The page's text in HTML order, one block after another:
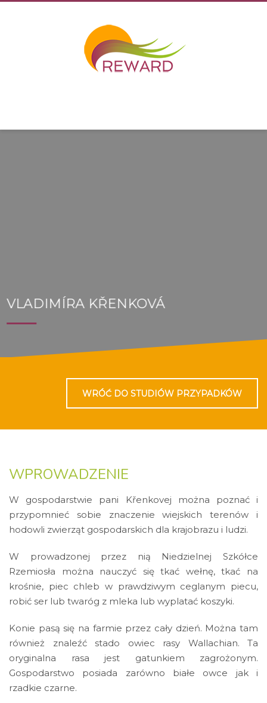
VLADIMÍRA KŘENKOVÁ
WRÓĆ DO STUDIÓW PRZYPADKÓW
WPROWADZENIE
W gospodarstwie pani Křenkovej można poznać i
przypomnieć sobie znaczenie wiejskich terenów i
hodowli zwierząt gospodarskich dla krajobrazu i ludzi.
W prowadzonej przez nią Niedzielnej Szkółce
Rzemiosła można nauczyć się tkać wełnę, tkać na
krośnie, piec chleb w prawdziwym ceglanym piecu,
robić ser lub twaróg z mleka lub wyplatać koszyki.
Konie pasą się na farmie przez cały dzień. Można tam
również znaleźć stado owiec rasy Wallachian. Ta
oryginalna rasa jest gatunkiem zagrożonym.
Gospodarstwo posiada zarówno białe owce jak i
rzadkie czarne.